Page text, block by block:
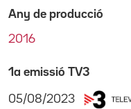
Any de producció
2016
1a emissió TV3
05/08/2023